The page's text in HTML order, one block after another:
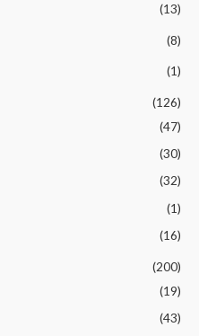
(13)
(8)
(1)
(126)
(47)
(30)
(32)
(1)
(16)
(200)
(19)
(43)